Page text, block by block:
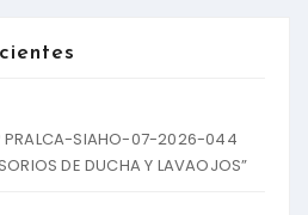
PRALCA-SIAHO-07-2026-044
DE DUCHA Y LAVAOJOS”